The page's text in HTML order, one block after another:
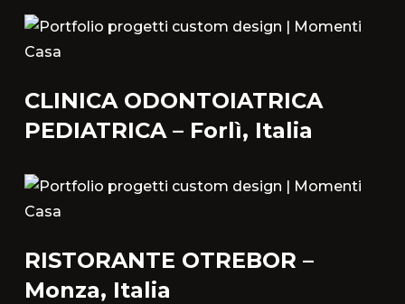
CLINICA ODONTOIATRICA
PEDIATRICA – Forlì, Italia
RISTORANTE OTREBOR –
Monza, Italia